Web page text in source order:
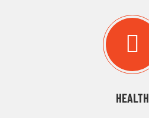
HEALTH